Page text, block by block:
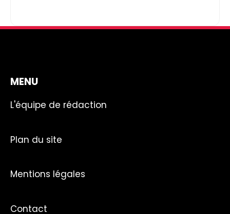
MENU
L'équipe de rédaction
Plan du site
Mentions légales
Contact